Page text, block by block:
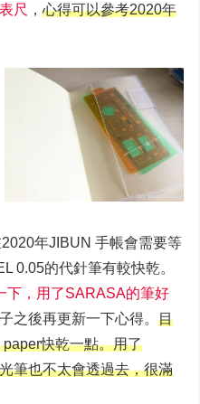
尺 ，心得可以參考2020年
年JIBUN 手帳會需要等
0.05的代針筆有較快乾。
下，用了SARASA的筆好
之後再更新一下心得。目
快乾一點。用了
筆也不太會透過去，很滿